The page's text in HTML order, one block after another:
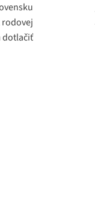
rodovej
dotlačiť